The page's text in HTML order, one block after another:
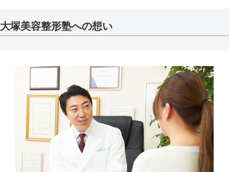
大塚美容整形塾への想い